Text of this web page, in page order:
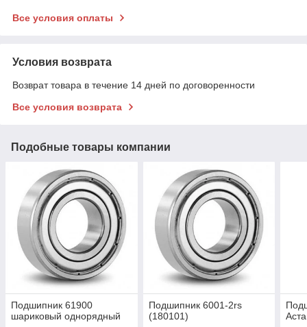
Все условия оплаты
Условия возврата
Возврат товара в течение 14 дней по договоренности
Все условия возврата
Подобные товары компании
Подшипник 61900
шариковый однорядный
Подшипник 6001-2rs
(180101)